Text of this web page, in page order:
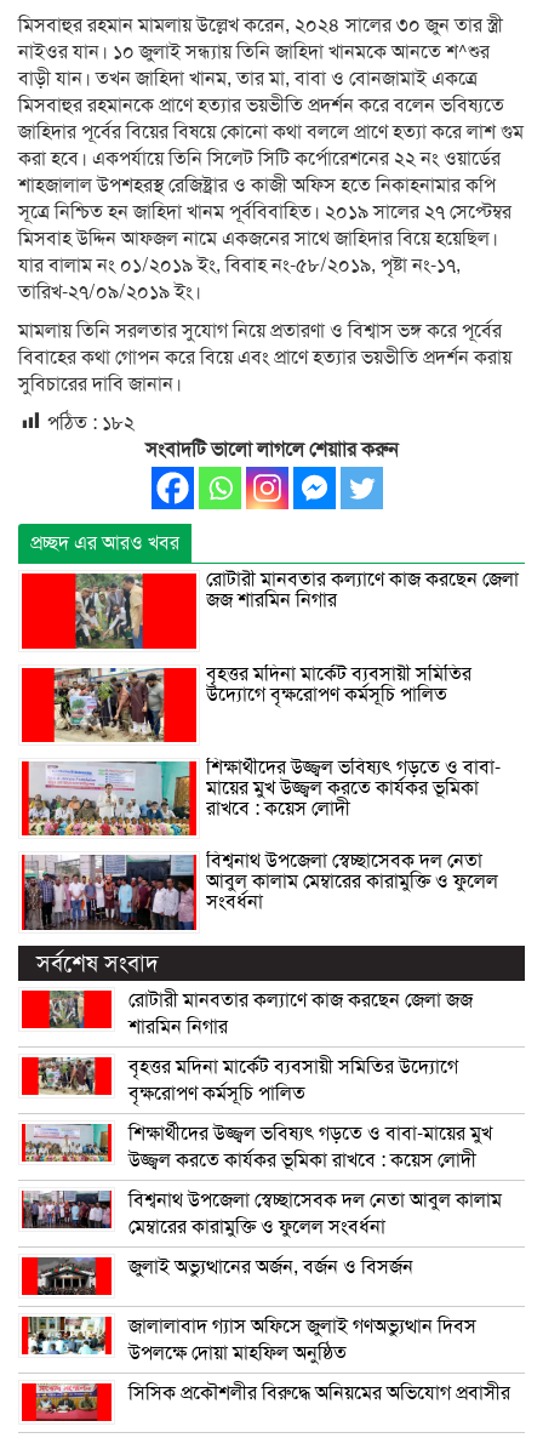
মিসবাহুর রহমান মামলায় উল্লেখ করেন, ২০২৪ সালের ৩০ জুন তার স্ত্রী
নাইওর যান। ১০ জুলাই সন্ধ্যায় তিনি জাহিদা খানমকে আনতে শ^শুর
বাড়ী যান। তখন জাহিদা খানম, তার মা, বাবা ও বোনজামাই একত্রে
মিসবাহুর রহমানকে প্রাণে হত্যার ভয়ভীতি প্রদর্শন করে বলেন ভবিষ্যতে
জাহিদার পূর্বের বিয়ের বিষয়ে কোনো কথা বললে প্রাণে হত্যা করে লাশ গুম
করা হবে। একপর্যায়ে তিনি সিলেট সিটি কর্পোরেশনের ২২ নং ওয়ার্ডের
শাহজালাল উপশহরস্থ রেজিষ্ট্রার ও কাজী অফিস হতে নিকাহনামার কপি
সূত্রে নিশ্চিত হন জাহিদা খানম পূর্ববিবাহিত। ২০১৯ সালের ২৭ সেপ্টেম্বর
মিসবাহ উদ্দিন আফজল নামে একজনের সাথে জাহিদার বিয়ে হয়েছিল।
যার বালাম নং ০১/২০১৯ ইং, বিবাহ নং-৫৮/২০১৯, পৃষ্টা নং-১৭,
তারিখ-২৭/০৯/২০১৯ ইং।
মামলায় তিনি সরলতার সুযোগ নিয়ে প্রতারণা ও বিশ্বাস ভঙ্গ করে পূর্বের
বিবাহের কথা গোপন করে বিয়ে এবং প্রাণে হত্যার ভয়ভীতি প্রদর্শন করায়
সুবিচারের দাবি জানান।
পঠিত : ১৮২
সংবাদটি ভালো লাগলে শেয়াার করুন
প্রচ্ছদ এর আরও খবর
রোটারী মানবতার কল্যাণে কাজ করছেন জেলা
জজ শারমিন নিগার
বৃহত্তর মদিনা মার্কেট ব্যবসায়ী সমিতির
উদ্যোগে বৃক্ষরোপণ কর্মসূচি পালিত
শিক্ষার্থীদের উজ্জ্বল ভবিষ্যৎ গড়তে ও বাবা-
মায়ের মুখ উজ্জ্বল করতে কার্যকর ভূমিকা
রাখবে : কয়েস লোদী
বিশ্বনাথ উপজেলা স্বেচ্ছাসেবক দল নেতা
আবুল কালাম মেম্বারের কারামুক্তি ও ফুলেল
সংবর্ধনা
সর্বশেষ সংবাদ
রোটারী মানবতার কল্যাণে কাজ করছেন জেলা জজ
শারমিন নিগার
বৃহত্তর মদিনা মার্কেট ব্যবসায়ী সমিতির উদ্যোগে
বৃক্ষরোপণ কর্মসূচি পালিত
শিক্ষার্থীদের উজ্জ্বল ভবিষ্যৎ গড়তে ও বাবা-মায়ের মুখ
উজ্জ্বল করতে কার্যকর ভূমিকা রাখবে : কয়েস লোদী
বিশ্বনাথ উপজেলা স্বেচ্ছাসেবক দল নেতা আবুল কালাম
মেম্বারের কারামুক্তি ও ফুলেল সংবর্ধনা
জুলাই অভ্যুত্থানের অর্জন, বর্জন ও বিসর্জন
জালালাবাদ গ্যাস অফিসে জুলাই গণঅভ্যুত্থান দিবস
উপলক্ষে দোয়া মাহফিল অনুষ্ঠিত
সিসিক প্রকৌশলীর বিরুদ্ধে অনিয়মের অভিযোগ প্রবাসীর